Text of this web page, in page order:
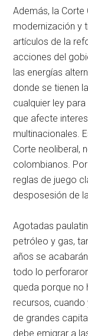
Además, la
modernización y
artículos de la
acciones del
las energías
donde se tienen
cualquier ley
que afecte
multinacionales.
Corte neoliberal,
colombianos.
reglas de juego
desposesión de
Agotadas
petróleo y gas,
años se
todo lo
queda porque no
recursos,
de grandes
debe emigrar a